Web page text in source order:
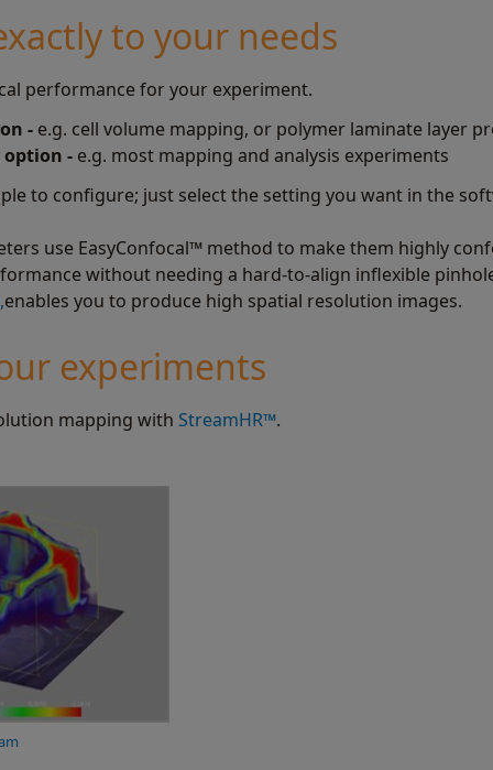
to your needs
performance for your experiment.
- e.g. cell volume mapping, or polymer laminate layer
option - e.g. most mapping and analysis experiments
to configure; just select the setting you want in the
use EasyConfocal™ method to make them highly
without needing a hard-to-align inflexible
enables you to produce high spatial resolution images.
experiments
mapping with StreamHR™.